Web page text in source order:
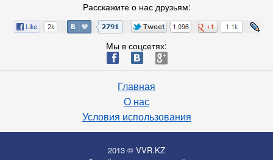
Расскажите о нас друзьям:
Мы в соцсетях:
ä æ è
Главная
О нас
Условия использования
2013 © VVR.KZ